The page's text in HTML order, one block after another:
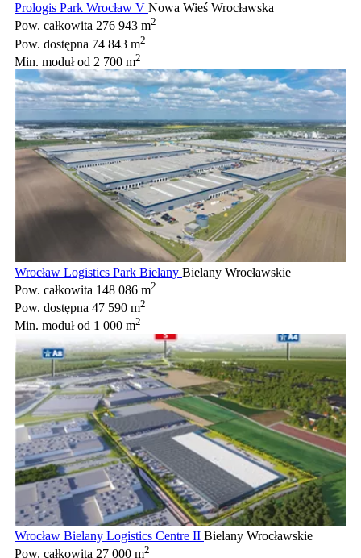
Prologis Park Wrocław V Nowa Wieś Wrocławska
Pow. całkowita 276 943 m2
Pow. dostępna 74 843 m2
Min. modułod 2 700 m2
Wrocław Logistics Park Bielany Bielany Wrocławskie
Pow. całkowita 148 086 m2
Pow. dostępna 47 590 m2
Min. modułod 1 000 m2
Wrocław Bielany Logistics Centre II Bielany Wrocławskie
Pow. całkowita 27 000 m2